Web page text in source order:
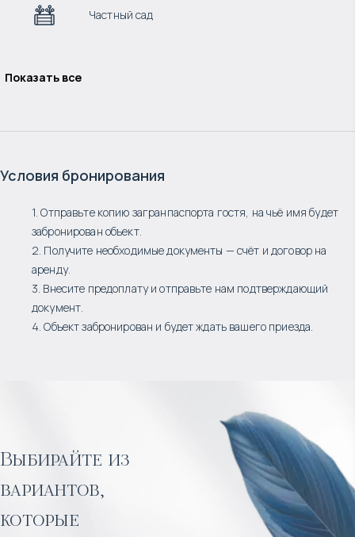
Частный сад
Показать все
Условия бронирования
1. Отправьте копию загранпаспорта гостя, на чьё имя будет
забронирован объект.
2. Получите необходимые документы — счёт и договор на
аренду.
3. Внесите предоплату и отправьте нам подтверждающий
документ.
4. Объект забронирован и будет ждать вашего приезда.
Выбирайте из
вариантов,
которые